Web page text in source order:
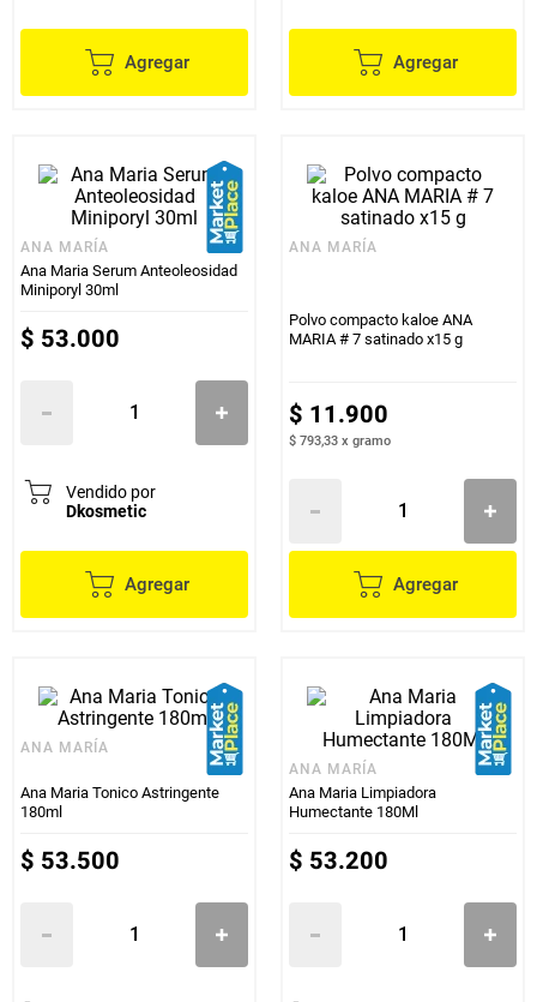
Agregar Agregar
ANA MARÍA
Ana Maria Serum Anteoleosidad
Miniporyl 30ml
$ 53.000
Vendido por
Dkosmetic
Agregar
ANA MARÍA
Polvo compacto kaloe ANA
MARIA # 7 satinado x15 g
$ 11.900
$ 793,33 x gramo
Agregar
ANA MARÍA
Ana Maria Tonico Astringente
180ml
$ 53.500
ANA MARÍA
Ana Maria Limpiadora
Humectante 180Ml
$ 53.200